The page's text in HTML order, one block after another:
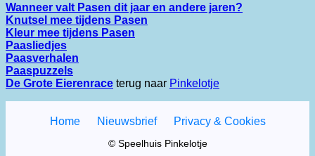
Wanneer valt Pasen dit jaar en andere jaren?
Knutsel mee tijdens Pasen
Kleur mee tijdens Pasen
Paasliedjes
Paasverhalen
Paaspuzzels
De Grote Eierenrace terug naar Pinkelotje
Home Nieuwsbrief Privacy & Cookies
© Speelhuis Pinkelotje